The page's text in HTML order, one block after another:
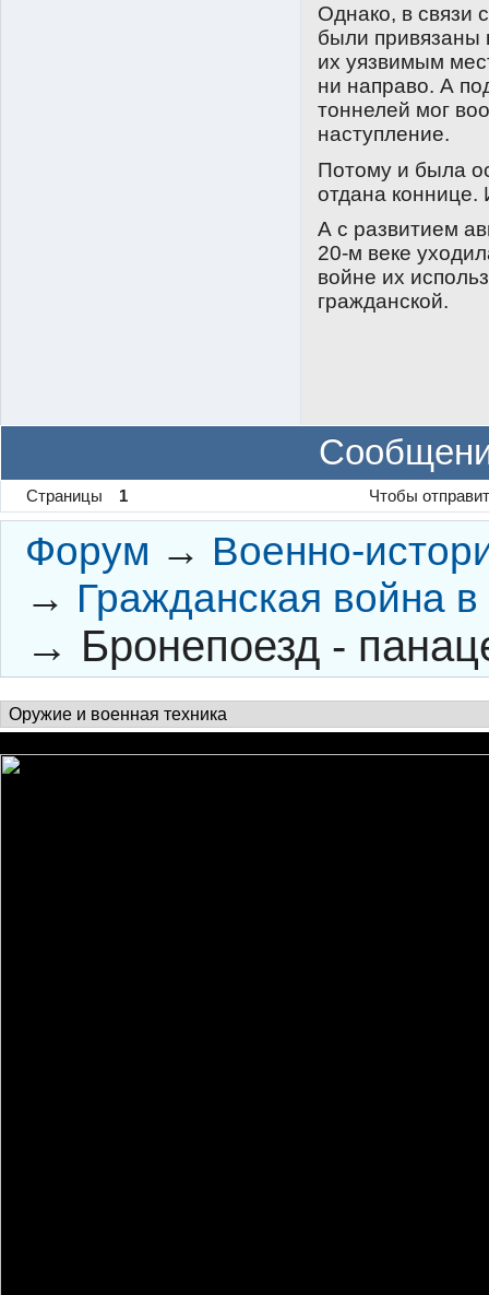
Однако, в связи
были привязаны
их уязвимым
ни направо. А
тоннелей мог
наступление.
Потому и была
отдана
А с развитием
20-м веке
войне их
гражданской.
Страницы 1 Чтобы
Форум → Военно-
→ Гражданская война
→ Бронепоезд -